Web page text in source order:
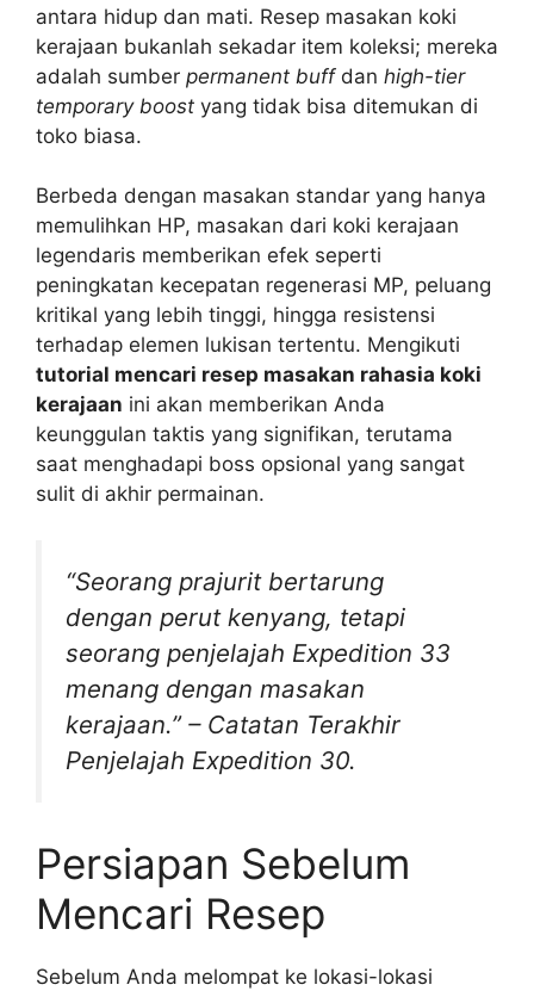
antara hidup dan mati. Resep masakan koki
kerajaan bukanlah sekadar item koleksi; mereka
adalah sumber permanent buffdan high-tier
temporary boost yang tidak bisa ditemukan di
toko biasa.
Berbeda dengan masakan standar yang hanya
memulihkan HP, masakan dari koki kerajaan
legendaris memberikan efek seperti
peningkatan kecepatan regenerasi MP, peluang
kritikal yang lebih tinggi, hingga resistensi
terhadap elemen lukisan tertentu. Mengikuti
tutorial mencari resep masakan rahasia koki
kerajaan ini akan memberikan Anda
keunggulan taktis yang signifikan, terutama
saat menghadapi boss opsional yang sangat
sulit di akhir permainan.
“Seorang prajurit bertarung
dengan perut kenyang, tetapi
seorang penjelajah Expedition 33
menang dengan masakan
kerajaan.”– Catatan Terakhir
Penjelajah Expedition 30.
Persiapan Sebelum
Mencari Resep
Sebelum Anda melompat ke lokasi-lokasi